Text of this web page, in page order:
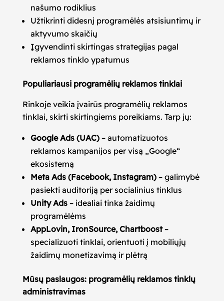
našumo rodiklius
Užtikrinti didesnį programėlės atsisiuntimų ir
aktyvumo skaičių
Įgyvendinti skirtingas strategijas pagal
reklamos tinklo ypatumus
Populiariausi programėlių reklamos tinklai
Rinkoje veikia įvairūs programėlių reklamos
tinklai, skirti skirtingiems poreikiams. Tarp jų:
Google Ads (UAC)– automatizuotos
reklamos kampanijos per visą „Google“
ekosistemą
Meta Ads (Facebook, Instagram)– galimybė
pasiekti auditoriją per socialinius tinklus
Unity Ads– idealiai tinka žaidimų
programėlėms
AppLovin, IronSource, Chartboost–
specializuoti tinklai, orientuoti į mobiliųjų
žaidimų monetizavimą ir plėtrą
Mūsų paslaugos: programėlių reklamos tinklų
administravimas